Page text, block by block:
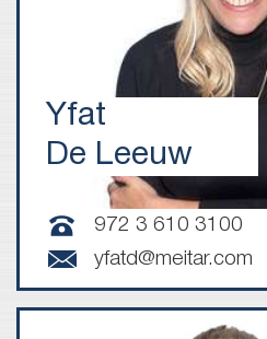
Yfat
De Leeuw
972 3 610 3100
yfatd@meitar.com